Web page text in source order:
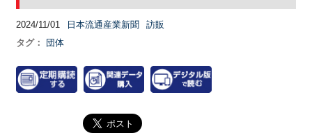
2024/11/01 日本流通産業新聞
訪販
タグ：
団体